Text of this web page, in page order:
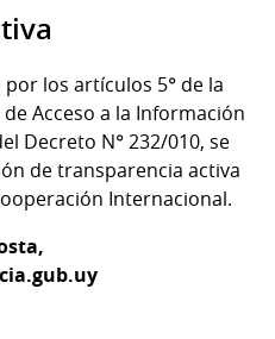
los artículos 5° de la
Acceso a la Información
Decreto N° 232/010, se
de transparencia activa
Internacional.